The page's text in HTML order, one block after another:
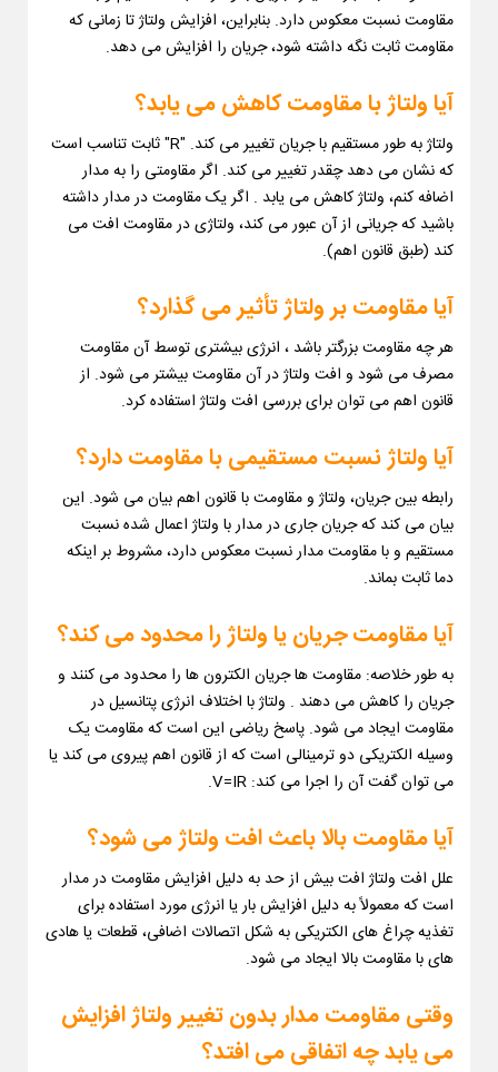
مقاومت نسبت معکوس دارد. بنابراین، افزایش ولتاژ تا زمانی که
مقاومت ثابت نگه داشته شود، جریان را افزایش می دهد.
آیا ولتاژ با مقاومت کاهش می یابد؟
ولتاژ به طور مستقیم با جریان تغییر می کند. "R" ثابت تناسب است
که نشان می دهد چقدر تغییر می کند. اگر مقاومتی را به مدار
اضافه کنم، ولتاژ کاهش می یابد . اگر یک مقاومت در مدار داشته
باشید که جریانی از آن عبور می کند، ولتاژی در مقاومت افت می
کند (طبق قانون اهم).
آیا مقاومت بر ولتاژ تأثیر می گذارد؟
هر چه مقاومت بزرگتر باشد ، انرژی بیشتری توسط آن مقاومت
مصرف می شود و افت ولتاژ در آن مقاومت بیشتر می شود. از
قانون اهم می توان برای بررسی افت ولتاژ استفاده کرد.
آیا ولتاژ نسبت مستقیمی با مقاومت دارد؟
رابطه بین جریان، ولتاژ و مقاومت با قانون اهم بیان می شود. این
بیان می کند که جریان جاری در مدار با ولتاژ اعمال شده نسبت
مستقیم و با مقاومت مدار نسبت معکوس دارد، مشروط بر اینکه
دما ثابت بماند.
آیا مقاومت جریان یا ولتاژ را محدود می کند؟
به طور خلاصه: مقاومت ها جریان الکترون ها را محدود می کنند و
جریان را کاهش می دهند . ولتاژ با اختلاف انرژی پتانسیل در
مقاومت ایجاد می شود. پاسخ ریاضی این است که مقاومت یک
وسیله الکتریکی دو ترمینالی است که از قانون اهم پیروی می کند یا
می توان گفت آن را اجرا می کند: V=IR.
آیا مقاومت بالا باعث افت ولتاژ می شود؟
علل افت ولتاژ افت بیش از حد به دلیل افزایش مقاومت در مدار
است که معمولاً به دلیل افزایش بار یا انرژی مورد استفاده برای
تغذیه چراغ های الکتریکی به شکل اتصالات اضافی، قطعات یا هادی
های با مقاومت بالا ایجاد می شود.
وقتی مقاومت مدار بدون تغییر ولتاژ افزایش
می یابد چه اتفاقی می افتد؟